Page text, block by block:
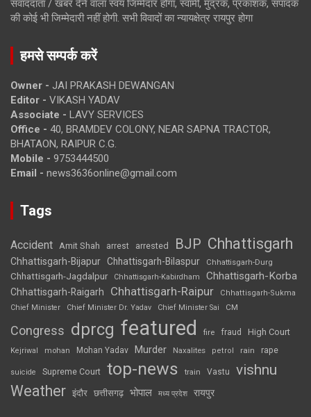
संवाददाता / खबर देने वाला स्वयं जिम्मेदार होगा, स्वामी, मुद्रक, प्रकाशक, संपादक
की कोई भी जिम्मेदारी नहीं होगी. सभी विवादों का न्यायक्षेत्र रायपुर होगा
हमसे सम्पर्क करें
Owner - JAI PRAKASH DEWANGAN
Editor - VIKASH YADAV
Associate - LAVY SERVICES
Office - 40, BRAMDEV COLONY, NEAR SAPNA TRACTOR,
BHATAON, RAIPUR C.G.
Mobile - 9753444500
Email - news3636online@gmail.com
Tags
Accident Amit Shah arrest arrested BJP Chhattisgarh
Chhattisgarh-Bijapur Chhattisgarh-Bilaspur Chhattisgarh-Durg
Chhattisgarh-Jagdalpur Chhattisgarh-Kabirdham Chhattisgarh-Korba
Chhattisgarh-Raigarh Chhattisgarh-Raipur
Chhattisgarh-Sukma
Chief Minister
Chief Minister Dr. Yadav Chief Minister Sai CM
Congress dprcg featured fire fraud High Court
Kejriwal mohan Mohan Yadav Murder Naxalites petrol rain rape
suicide Supreme Court top-news train Vastu vishnu
Weather इंदौर छत्तीसगढ़ भोपाल मध्य प्रदेश रायपुर